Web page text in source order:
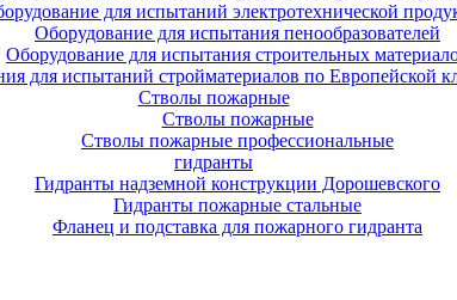
для испытаний электротехнической
Оборудование для испытания пенообразователей
Оборудование для испытания строительных
для испытаний стройматериалов по Европейской
Стволы пожарные
Стволы пожарные
Стволы пожарные профессиональные
гидранты
Гидранты надземной конструкции Дорошевского
Гидранты пожарные стальные
Фланец и подставка для пожарного гидранта